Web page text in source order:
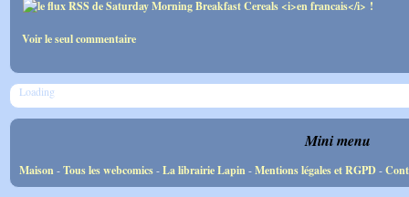
Voir le seul commentaire
Loading
Mini menu
Maison-Tous les webcomics-La librairie Lapin-Mentions légales et RGPD-